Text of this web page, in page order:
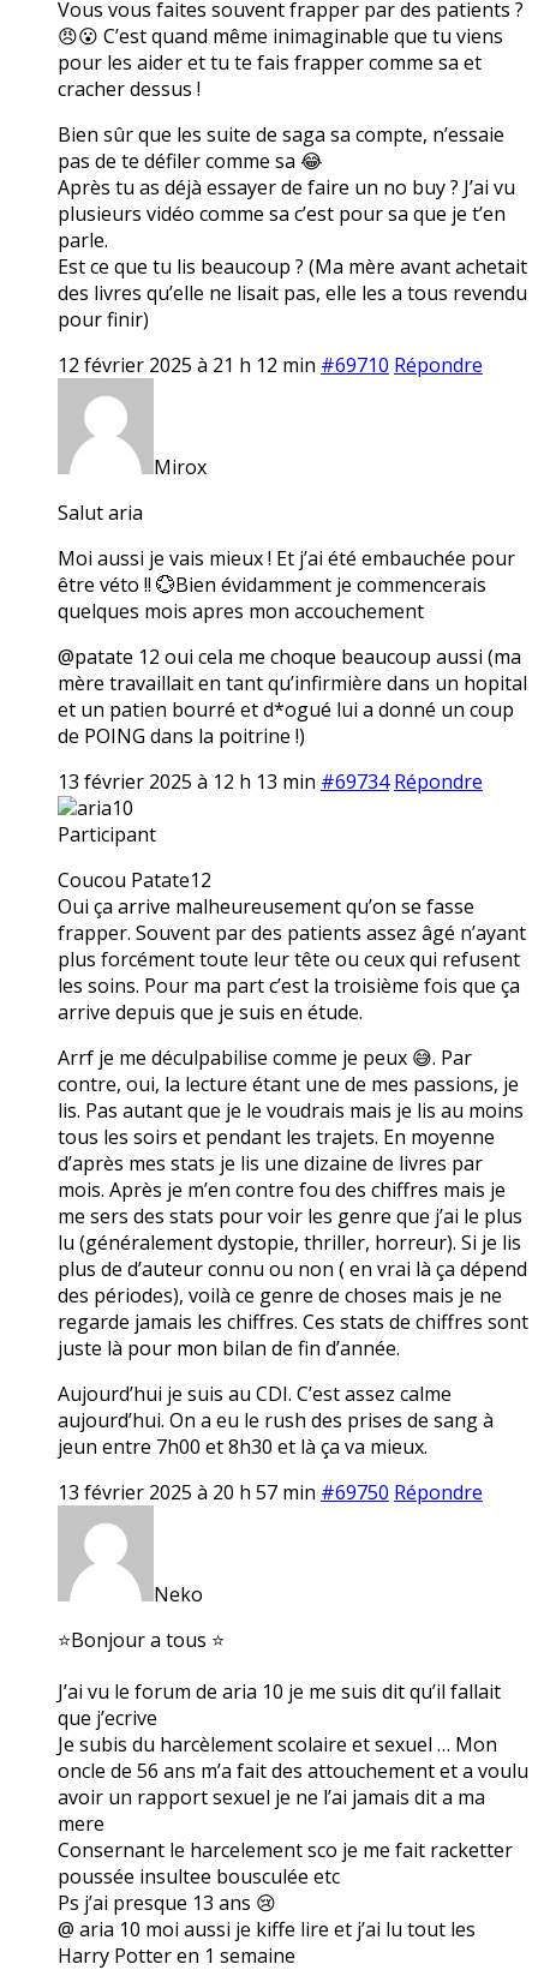
Vous vous faites souvent frapper par des patients ?
😠😮 C’est quand même inimaginable que tu viens
pour les aider et tu te fais frapper comme sa et
cracher dessus !
Bien sûr que les suite de saga sa compte, n’essaie
pas de te défiler comme sa 😂
Après tu as déjà essayer de faire un no buy ? J’ai vu
plusieurs vidéo comme sa c’est pour sa que je t’en
parle.
Est ce que tu lis beaucoup ? (Ma mère avant achetait
des livres qu’elle ne lisait pas, elle les a tous revendu
pour finir)
12 février 2025 à 21 h 12 min #69710 Répondre
Mirox
Salut aria
Moi aussi je vais mieux ! Et j’ai été embauchée pour
être véto !! 💮Bien évidamment je commencerais
quelques mois apres mon accouchement
@patate 12 oui cela me choque beaucoup aussi (ma
mère travaillait en tant qu’infirmière dans un hopital
et un patien bourré et d*ogué lui a donné un coup
de POING dans la poitrine !)
13 février 2025 à 12 h 13 min #69734 Répondre
aria10
Participant
Coucou Patate12
Oui ça arrive malheureusement qu’on se fasse
frapper. Souvent par des patients assez âgé n’ayant
plus forcément toute leur tête ou ceux qui refusent
les soins. Pour ma part c’est la troisième fois que ça
arrive depuis que je suis en étude.
Arrf je me déculpabilise comme je peux 😅. Par
contre, oui, la lecture étant une de mes passions, je
lis. Pas autant que je le voudrais mais je lis au moins
tous les soirs et pendant les trajets. En moyenne
d’après mes stats je lis une dizaine de livres par
mois. Après je m’en contre fou des chiffres mais je
me sers des stats pour voir les genre que j’ai le plus
lu (généralement dystopie, thriller, horreur). Si je lis
plus de d’auteur connu ou non ( en vrai là ça dépend
des périodes), voilà ce genre de choses mais je ne
regarde jamais les chiffres. Ces stats de chiffres sont
juste là pour mon bilan de fin d’année.
Aujourd’hui je suis au CDI. C’est assez calme
aujourd’hui. On a eu le rush des prises de sang à
jeun entre 7h00 et 8h30 et là ça va mieux.
13 février 2025 à 20 h 57 min #69750 Répondre
Neko
⭐Bonjour a tous ⭐
J’ai vu le forum de aria 10 je me suis dit qu’il fallait
que j’ecrive
Je subis du harcèlement scolaire et sexuel … Mon
oncle de 56 ans m’a fait des attouchement et a voulu
avoir un rapport sexuel je ne l’ai jamais dit a ma
mere
Consernant le harcelement sco je me fait racketter
poussée insultee bousculée etc
Ps j’ai presque 13 ans 😢
@ aria 10 moi aussi je kiffe lire et j’ai lu tout les
Harry Potter en 1 semaine